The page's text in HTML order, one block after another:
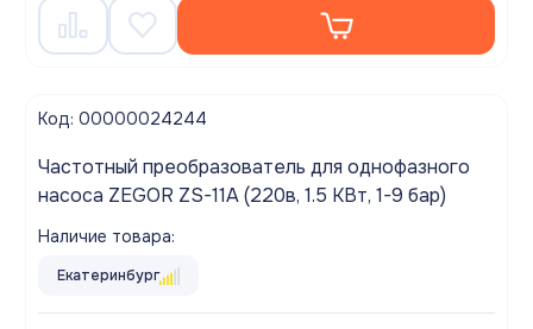
Код: 00000024244
Частотный преобразователь для однофазного
насоса ZEGOR ZS-11A (220в, 1.5 КВт, 1-9 бар)
Наличие товара:
Екатеринбург